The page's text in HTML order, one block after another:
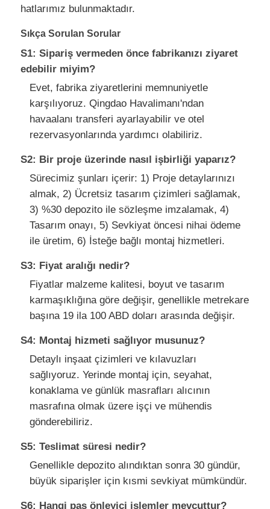
hatlarımız bulunmaktadır.
Sıkça Sorulan Sorular
S1: Sipariş vermeden önce fabrikanızı ziyaret
edebilir miyim?
Evet, fabrika ziyaretlerini memnuniyetle
karşılıyoruz. Qingdao Havalimanı'ndan
havaalanı transferi ayarlayabilir ve otel
rezervasyonlarında yardımcı olabiliriz.
S2: Bir proje üzerinde nasıl işbirliği yaparız?
Sürecimiz şunları içerir: 1) Proje detaylarınızı
almak, 2) Ücretsiz tasarım çizimleri sağlamak,
3) %30 depozito ile sözleşme imzalamak, 4)
Tasarım onayı, 5) Sevkiyat öncesi nihai ödeme
ile üretim, 6) İsteğe bağlı montaj hizmetleri.
S3: Fiyat aralığı nedir?
Fiyatlar malzeme kalitesi, boyut ve tasarım
karmaşıklığına göre değişir, genellikle metrekare
başına 19 ila 100 ABD doları arasında değişir.
S4: Montaj hizmeti sağlıyor musunuz?
Detaylı inşaat çizimleri ve kılavuzları
sağlıyoruz. Yerinde montaj için, seyahat,
konaklama ve günlük masrafları alıcının
masrafına olmak üzere işçi ve mühendis
gönderebiliriz.
S5: Teslimat süresi nedir?
Genellikle depozito alındıktan sonra 30 gündür,
büyük siparişler için kısmi sevkiyat mümkündür.
S6: Hangi pas önleyici işlemler mevcuttur?